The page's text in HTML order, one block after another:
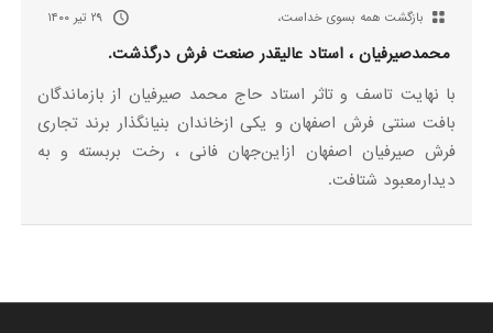
بازگشت همه بسوی خداست، ۲۹ تیر ۱۴۰۰
محمدصیرفیان ، استاد عالیقدر ‌‌‌صنعت فرش ‌درگذشت.
با نهایت تاسف و تاثر استاد حاج محمد صیرفیان از بازماندگان
بافت سنتی فرش اصفهان و یکی ازخاندان بنیانگذار برند تجاری
فرش صیرفیان اصفهان ‌از‌این‌جهان فانی ، رخت بربسته‌ و به
دیدارمعبود شتافت.